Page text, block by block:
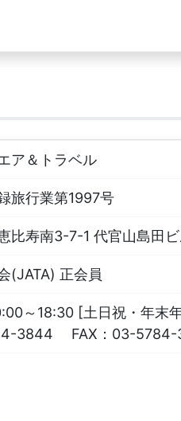
ア＆トラベル
旅行業第1997号
比寿南3-7-1 代官山島田
(JATA) 正会員
～18:30 [土日祝・年末
3844 FAX： 03-5784-